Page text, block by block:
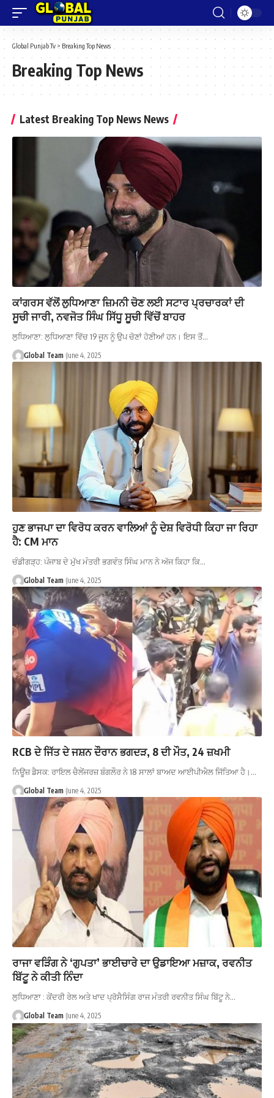
Global Punjab Tv > Breaking Top News
Breaking Top News
Latest Breaking Top News News
ਕਾਂਗਰਸ ਵੱਲੋਂ ਲੁਧਿਆਣਾ ਜ਼ਿਮਨੀ ਚੋਣ ਲਈ ਸਟਾਰ ਪ੍ਰਚਾਰਕਾਂ ਦੀ
ਸੂਚੀ ਜਾਰੀ, ਨਵਜੋਤ ਸਿੰਘ ਸਿੱਧੂ ਸੂਚੀ ਵਿੱਚੋਂ ਬਾਹਰ
ਲੁਧਿਆਣਾ: ਲੁਧਿਆਣਾ ਵਿੱਚ 19 ਜੂਨ ਨੂੰ ਉਪ ਚੋਣਾਂ ਹੋਣੀਆਂ ਹਨ। ਇਸ ਤੋਂ…
Global Team June 4, 2025
ਹੁਣ ਭਾਜਪਾ ਦਾ ਵਿਰੋਧ ਕਰਨ ਵਾਲਿਆਂ ਨੂੰ ਦੇਸ਼ ਵਿਰੋਧੀ ਕਿਹਾ ਜਾ ਰਿਹਾ
ਹੈ: CM ਮਾਨ
ਚੰਡੀਗੜ੍ਹ: ਪੰਜਾਬ ਦੇ ਮੁੱਖ ਮੰਤਰੀ ਭਗਵੰਤ ਸਿੰਘ ਮਾਨ ਨੇ ਅੱਜ ਕਿਹਾ ਕਿ…
Global Team June 4, 2025
RCB ਦੇ ਜਿੱਤ ਦੇ ਜਸ਼ਨ ਦੌਰਾਨ ਭਗਦੜ, 8 ਦੀ ਮੌਤ, 24 ਜ਼ਖਮੀ
ਨਿਊਜ਼ ਡੈਸਕ: ਰਾਇਲ ਚੈਲੇਂਜਰਜ਼ ਬੰਗਲੌਰ ਨੇ 18 ਸਾਲਾਂ ਬਾਅਦ ਆਈਪੀਐਲ ਜਿੱਤਿਆ ਹੈ।…
Global Team June 4, 2025
ਰਾਜਾ ਵੜਿੰਗ ਨੇ ‘ਗੁਪਤਾ’ ਭਾਈਚਾਰੇ ਦਾ ਉਡਾਇਆ ਮਜ਼ਾਕ, ਰਵਨੀਤ
ਬਿੱਟੂ ਨੇ ਕੀਤੀ ਨਿੰਦਾ
ਲੁਧਿਆਣਾ : ਕੇਂਦਰੀ ਰੇਲ ਅਤੇ ਖਾਦ ਪ੍ਰੋਸੈਸਿੰਗ ਰਾਜ ਮੰਤਰੀ ਰਵਨੀਤ ਸਿੰਘ ਬਿੱਟੂ ਨੇ…
Global Team June 4, 2025